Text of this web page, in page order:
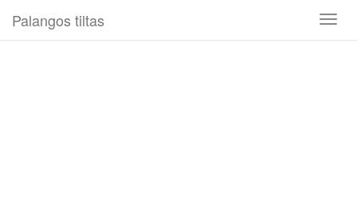
Toggle
Palangos tiltas